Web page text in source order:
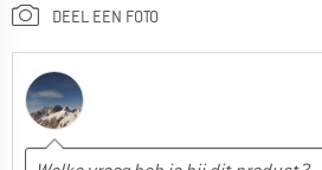
DEEL EEN FOTO